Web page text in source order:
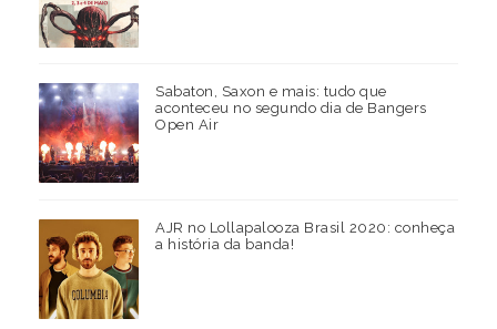
Sabaton, Saxon e mais: tudo que
aconteceu no segundo dia de Bangers
Open Air
AJR no Lollapalooza Brasil 2020: conheça
a história da banda!